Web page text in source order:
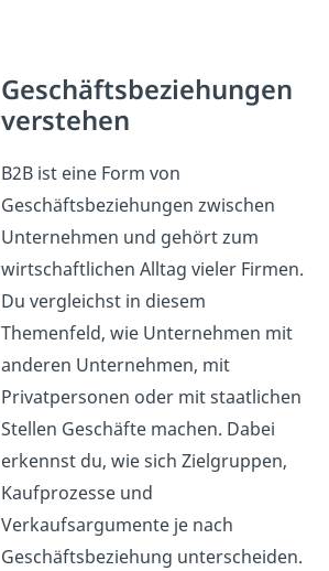
Geschäftsbeziehungen
verstehen
B2B ist eine Form von
Geschäftsbeziehungen zwischen
Unternehmen und gehört zum
wirtschaftlichen Alltag vieler Firmen.
Du vergleichst in diesem
Themenfeld, wie Unternehmen mit
anderen Unternehmen, mit
Privatpersonen oder mit staatlichen
Stellen Geschäfte machen. Dabei
erkennst du, wie sich Zielgruppen,
Kaufprozesse und
Verkaufsargumente je nach
Geschäftsbeziehung unterscheiden.